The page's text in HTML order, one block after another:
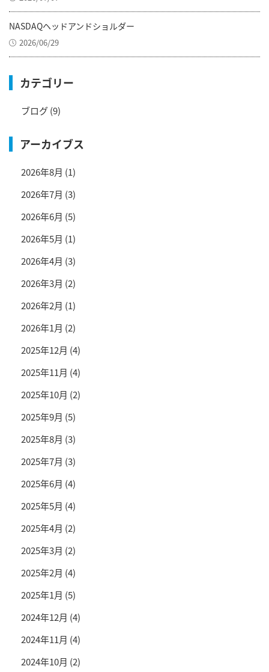
NASDAQヘッドアンドショルダー
2026/06/29
カテゴリー
ブログ(9)
アーカイブス
2026年8月 (1)
2026年7月 (3)
2026年6月 (5)
2026年5月 (1)
2026年4月 (3)
2026年3月 (2)
2026年2月 (1)
2026年1月 (2)
2025年12月 (4)
2025年11月 (4)
2025年10月 (2)
2025年9月 (5)
2025年8月 (3)
2025年7月 (3)
2025年6月 (4)
2025年5月 (4)
2025年4月 (2)
2025年3月 (2)
2025年2月 (4)
2025年1月 (5)
2024年12月 (4)
2024年11月 (4)
2024年10月 (2)